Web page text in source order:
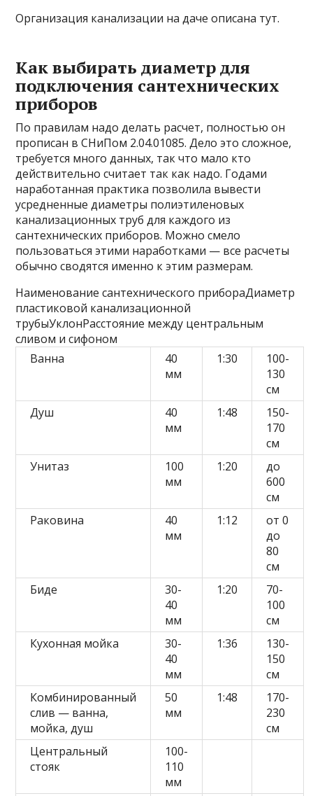
Организация канализации на даче описана тут.
Как выбирать диаметр для
подключения сантехнических
приборов
По правилам надо делать расчет, полностью он
прописан в СНиПом 2.04.01085. Дело это сложное,
требуется много данных, так что мало кто
действительно считает так как надо. Годами
наработанная практика позволила вывести
усредненные диаметры полиэтиленовых
канализационных труб для каждого из
сантехнических приборов. Можно смело
пользоваться этими наработками — все расчеты
обычно сводятся именно к этим размерам.
Наименование сантехнического прибораДиаметр
пластиковой канализационной
трубыУклонРасстояние между центральным
сливом и сифоном
Ванна
40
мм
1:30
100-
130
см
Душ
40
мм
1:48
150-
170
см
Унитаз
100
мм
1:20
до
600
см
Раковина
40
мм
1:12
от 0
до
80
см
Биде
30-
40
мм
1:20
70-
100
см
Кухонная мойка
30-
40
мм
1:36
130-
150
см
Комбинированный
слив — ванна,
мойка, душ
50
мм
1:48
170-
230
см
Центральный
стояк
100-
110
мм